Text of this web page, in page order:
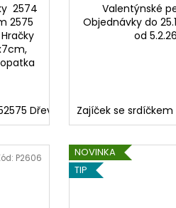
2574
2575
Dřevěná věž 552576
Valentýnské
Objednávky do
od 5.2.26
Zajíček se srdíčkem
P2606
NOVINKA
TIP